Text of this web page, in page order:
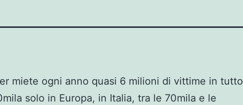
miete ogni anno quasi 6 milioni di vittime in tutto
solo in Europa, in Italia, tra le 70mila e le